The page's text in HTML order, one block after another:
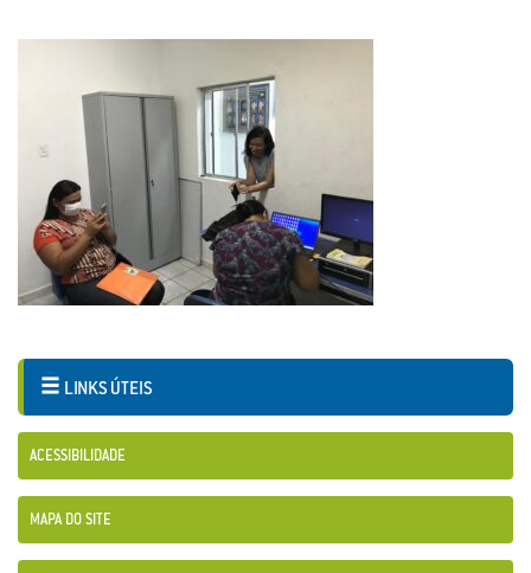
LINKS ÚTEIS
ACESSIBILIDADE
MAPA DO SITE